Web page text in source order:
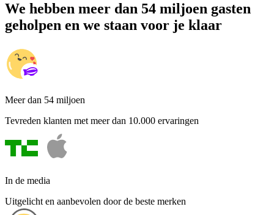
We hebben meer dan 54 miljoen gasten
geholpen en we staan voor je klaar
Meer dan 54 miljoen
Tevreden klanten met meer dan 10.000 ervaringen
In de media
Uitgelicht en aanbevolen door de beste merken